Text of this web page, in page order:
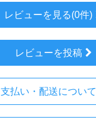
レビューを見る(0件)
レビューを投稿
支払い・配送について